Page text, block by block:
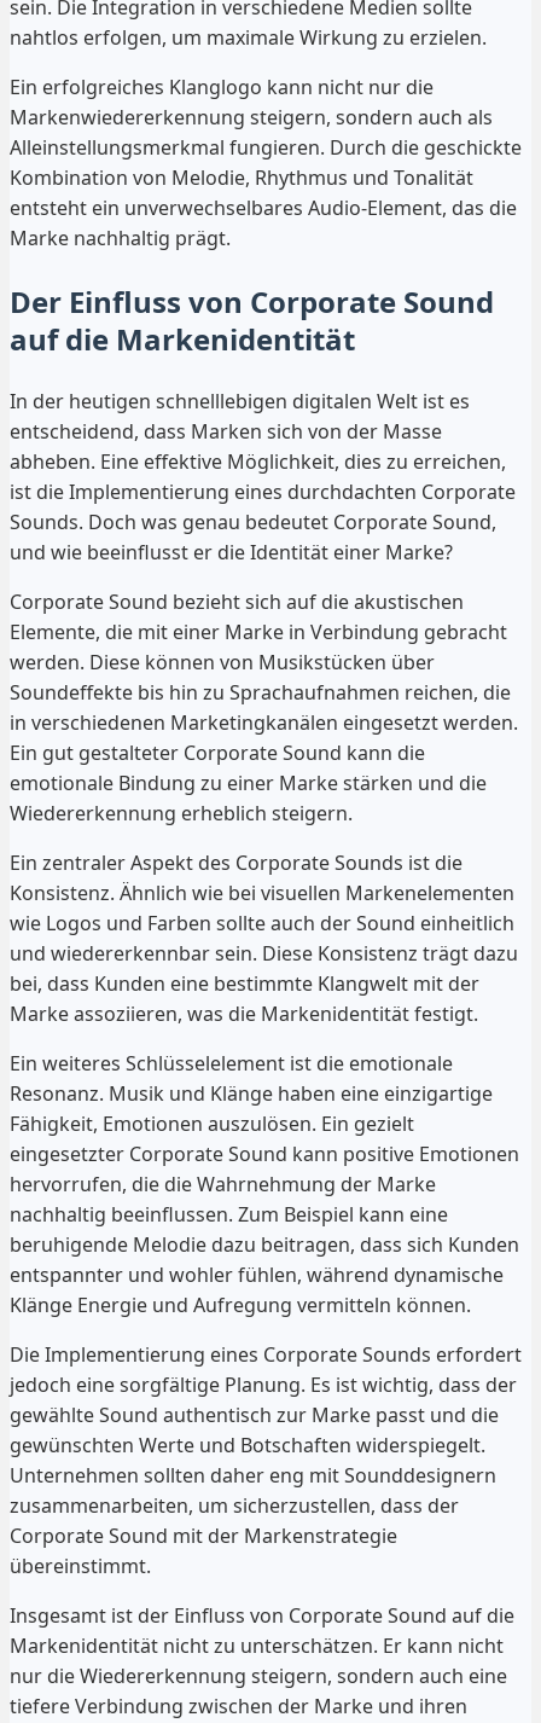
sein. Die Integration in verschiedene Medien sollte
nahtlos erfolgen, um maximale Wirkung zu erzielen.
Ein erfolgreiches Klanglogo kann nicht nur die
Markenwiedererkennung steigern, sondern auch als
Alleinstellungsmerkmal fungieren. Durch die geschickte
Kombination von Melodie, Rhythmus und Tonalität
entsteht ein unverwechselbares Audio-Element, das die
Marke nachhaltig prägt.
Der Einfluss von Corporate Sound
auf die Markenidentität
In der heutigen schnelllebigen digitalen Welt ist es
entscheidend, dass Marken sich von der Masse
abheben. Eine effektive Möglichkeit, dies zu erreichen,
ist die Implementierung eines durchdachten Corporate
Sounds. Doch was genau bedeutet Corporate Sound,
und wie beeinflusst er die Identität einer Marke?
Corporate Sound bezieht sich auf die akustischen
Elemente, die mit einer Marke in Verbindung gebracht
werden. Diese können von Musikstücken über
Soundeffekte bis hin zu Sprachaufnahmen reichen, die
in verschiedenen Marketingkanälen eingesetzt werden.
Ein gut gestalteter Corporate Sound kann die
emotionale Bindung zu einer Marke stärken und die
Wiedererkennung erheblich steigern.
Ein zentraler Aspekt des Corporate Sounds ist die
Konsistenz. Ähnlich wie bei visuellen Markenelementen
wie Logos und Farben sollte auch der Sound einheitlich
und wiedererkennbar sein. Diese Konsistenz trägt dazu
bei, dass Kunden eine bestimmte Klangwelt mit der
Marke assoziieren, was die Markenidentität festigt.
Ein weiteres Schlüsselelement ist die emotionale
Resonanz. Musik und Klänge haben eine einzigartige
Fähigkeit, Emotionen auszulösen. Ein gezielt
eingesetzter Corporate Sound kann positive Emotionen
hervorrufen, die die Wahrnehmung der Marke
nachhaltig beeinflussen. Zum Beispiel kann eine
beruhigende Melodie dazu beitragen, dass sich Kunden
entspannter und wohler fühlen, während dynamische
Klänge Energie und Aufregung vermitteln können.
Die Implementierung eines Corporate Sounds erfordert
jedoch eine sorgfältige Planung. Es ist wichtig, dass der
gewählte Sound authentisch zur Marke passt und die
gewünschten Werte und Botschaften widerspiegelt.
Unternehmen sollten daher eng mit Sounddesignern
zusammenarbeiten, um sicherzustellen, dass der
Corporate Sound mit der Markenstrategie
übereinstimmt.
Insgesamt ist der Einfluss von Corporate Sound auf die
Markenidentität nicht zu unterschätzen. Er kann nicht
nur die Wiedererkennung steigern, sondern auch eine
tiefere Verbindung zwischen der Marke und ihren